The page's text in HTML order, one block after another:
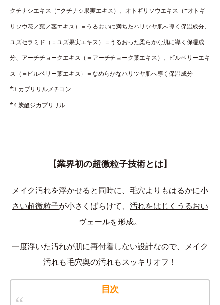
クチナシエキス（=クチナシ果実エキス）、オトギリソウエキス（=オトギ
リソウ花／葉／茎エキス）＝うるおいに満ちたハリツヤ肌へ導く保湿成分、
ユズセラミド（＝ユズ果実エキス）＝うるおった柔らかな肌に導く保湿成
分、アーチチョークエキス（＝アーチチョーク葉エキス）、ビルベリーエキ
ス（＝ビルベリー葉エキス）＝なめらかなハリツヤ肌へ導く保湿成分
*3 カプリリルメチコン
*4 炭酸ジカプリリル
【業界初の超微粒子技術とは】
メイク汚れを浮かせると同時に、 毛穴よりもはるかに小
さい超微粒子が小さくばらけて、 汚れをはじくうるおい
ヴェールを形成。
一度浮いた汚れが肌に再付着しない設計なので、メイク
汚れも毛穴奥の汚れもスッキリオフ！
目次